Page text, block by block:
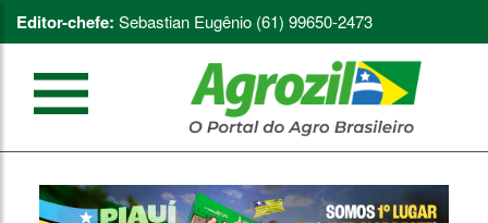
Editor-chefe: Sebastian Eugênio (61) 99650-2473